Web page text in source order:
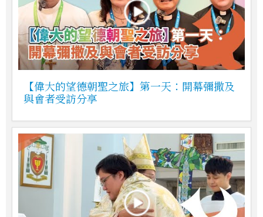
【偉大的望德朝聖之旅】第一天：開幕彌撒及
與會者受訪分享